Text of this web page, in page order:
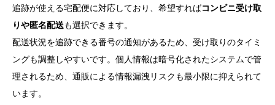
追跡が使える宅配便に対応しており、希望すればコンビニ受け取
りや匿名配送も選択できます。
配送状況を追跡できる番号の通知があるため、受け取りのタイミ
ングも調整しやすいです。個人情報は暗号化されたシステムで管
理されるため、通販による情報漏洩リスクも最小限に抑えられて
います。